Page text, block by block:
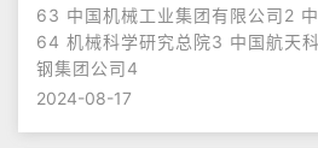
63 中国机械工业集团有限公司2
64 机械科学研究总院3 中国航天
钢集团公司4
2024-08-17